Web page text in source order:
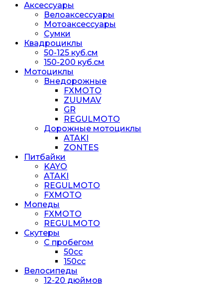
Аксессуары
Велоаксессуары
Мотоаксессуары
Сумки
Квадроциклы
50-125 куб.см
150-200 куб.см
Мотоциклы
Внедорожные
FXMOTO
ZUUMAV
GR
REGULMOTO
Дорожные мотоциклы
ATAKI
ZONTES
Питбайки
KAYO
ATAKI
REGULMOTO
FXMOTO
Мопеды
FXMOTO
REGULMOTO
Скутеры
С пробегом
50cc
150cc
Велосипеды
12-20 дюймов